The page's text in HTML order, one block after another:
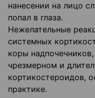
нанесении на лицо
попал в глаза.
Нежелательные
системных
коры
чрезмерном и
кортикостероидов,
практике.